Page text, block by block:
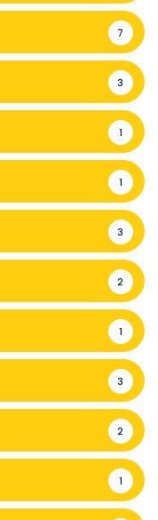
7
3
1
1
3
2
1
3
2
1